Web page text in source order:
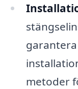
metoder